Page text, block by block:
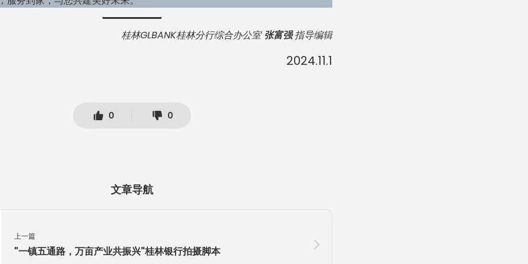
桂林GLBANK桂林分行综合办公室张富强指导编辑
2024.11.1
0 0
文章导航
上一篇
"一镇五通路，万亩产业共振兴"桂林银行拍摄脚本